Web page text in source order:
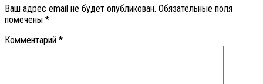
Ваш адрес email не будет опубликован. Обязательные поля
помечены *
Комментарий *